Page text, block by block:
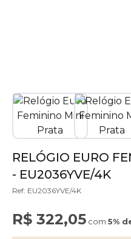
RELÓGIO EURO
- EU2036YVE/4K
Ref: EU2036YVE/4K
R$ 322,05 com 5%